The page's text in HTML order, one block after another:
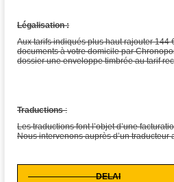
Légalisation :
Aux tarifs indiqués plus haut rajouter 144
documents à votre domicile par
dossier une enveloppe timbrée au tarif
Traductions:
Les traductions font l’objet d’une
Nous intervenons auprès d’un traducteur
DELAI